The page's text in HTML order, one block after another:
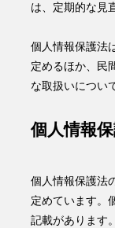
は、定期的な見
個人情報保護法
定めるほか、民
な取扱いについ
個人情報
個人情報保護法
定めています。
記載があります